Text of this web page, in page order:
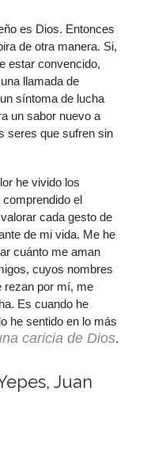
es Dios. Entonces
de otra manera. Si,
estar convencido,
llamada de
síntoma de lucha
un sabor nuevo a
seres que sufren sin
he vivido los
el
cada gesto de
de mi vida. Me he
cuánto me aman
cuyos nombres
rezan por mí, me
Es cuando he
he sentido en lo más
caricia de Dios.
Juan